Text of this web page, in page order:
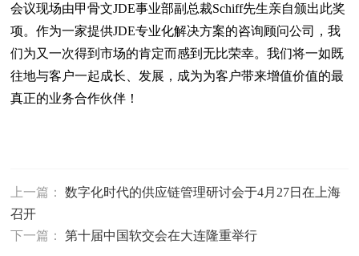
会议现场由甲骨文JDE事业部副总裁Schiff先生亲自颁出此奖
项。作为一家提供JDE专业化解决方案的咨询顾问公司，我
们为又一次得到市场的肯定而感到无比荣幸。我们将一如既
往地与客户一起成长、发展，成为为客户带来增值价值的最
真正的业务合作伙伴！
上一篇： 数字化时代的供应链管理研讨会于4月27日在上海
召开
下一篇： 第十届中国软交会在大连隆重举行